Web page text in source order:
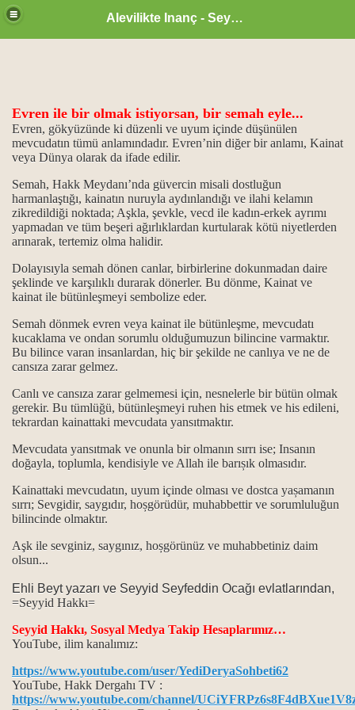
Alevilikte Inanç - Seyyid Hakkı
Evren ile bir olmak istiyorsan, bir semah eyle...
Evren, gökyüzünde ki düzenli ve uyum içinde düşünülen
mevcudatın tümü anlamındadır. Evren’nin diğer bir anlamı, Kainat
veya Dünya olarak da ifade edilir.
Semah, Hakk Meydanı’nda güvercin misali dostluğun
harmanlaştığı, kainatın nuruyla aydınlandığı ve ilahi kelamın
zikredildiği noktada; Aşkla, şevkle, vecd ile kadın-erkek ayrımı
yapmadan ve tüm beşeri ağırlıklardan kurtularak kötü niyetlerden
arınarak, tertemiz olma halidir.
Dolayısıyla semah dönen canlar, birbirlerine dokunmadan daire
şeklinde ve karşılıklı durarak dönerler. Bu dönme, Kainat ve
kainat ile bütünleşmeyi sembolize eder.
Semah dönmek evren veya kainat ile bütünleşme, mevcudatı
kucaklama ve ondan sorumlu olduğumuzun bilincine varmaktır.
Bu bilince varan insanlardan, hiç bir şekilde ne canlıya ve ne de
cansıza zarar gelmez.
Canlı ve cansıza zarar gelmemesi için, nesnelerle bir bütün olmak
gerekir. Bu tümlüğü, bütünleşmeyi ruhen his etmek ve his edileni,
tekrardan kainattaki mevcudata yansıtmaktır.
Mevcudata yansıtmak ve onunla bir olmanın sırrı ise; Insanın
doğayla, toplumla, kendisiyle ve Allah ile barıșık olmasıdır.
Kainattaki mevcudatın, uyum içinde olması ve dostca yașamanın
sırrı; Sevgidir, saygıdır, hoșgörüdür, muhabbettir ve sorumluluğun
bilincinde olmaktır.
Aşk ile sevginiz, saygınız, hoșgörünüz ve muhabbetiniz daim
olsun...
Ehli Beyt yazarı ve Seyyid Seyfeddin Ocağı evlatlarından,
=Seyyid Hakkı=
Seyyid Hakkı, Sosyal Medya Takip Hesaplarımız…
YouTube, ilim kanalımız:
https://www.youtube.com/user/YediDeryaSohbeti62
YouTube, Hakk Dergahı TV :
https://www.youtube.com/channel/
Hüsna
konumu…
ve Dar çeşitleri...
kavramları
manaları...
deyimi üzerine…